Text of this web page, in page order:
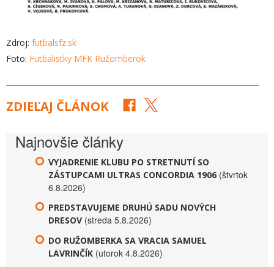
Zdroj: futbalsfz.sk
Foto: Futbalistky MFK Ružomberok
ZDIEĽAJ ČLÁNOK
Najnovšie články
VYJADRENIE KLUBU PO STRETNUTÍ SO
ZÁSTUPCAMI ULTRAS CONCORDIA 1906 (štvrtok
6.8.2026)
PREDSTAVUJEME DRUHÚ SADU NOVÝCH
DRESOV (streda 5.8.2026)
DO RUŽOMBERKA SA VRACIA SAMUEL
LAVRINČÍK (utorok 4.8.2026)